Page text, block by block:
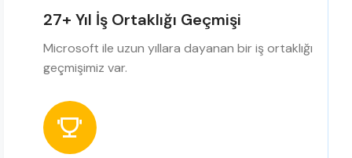
27+ Yıl İş Ortaklığı Geçmişi
Microsoft ile uzun yıllara dayanan bir iş ortaklığı
geçmişimiz var.